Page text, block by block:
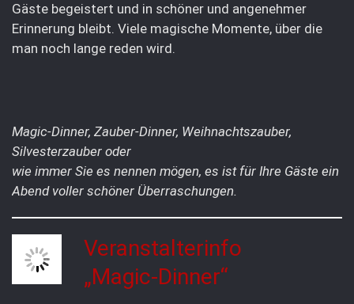
Gäste begeistert und in schöner und angenehmer
Erinnerung bleibt. Viele magische Momente, über die
man noch lange reden wird.
Magic-Dinner, Zauber-Dinner, Weihnachtszauber,
Silvesterzauber oder
wie immer Sie es nennen mögen, es ist für Ihre Gäste ein
Abend voller schöner Überraschungen.
Veranstalterinfo
„Magic-Dinner“